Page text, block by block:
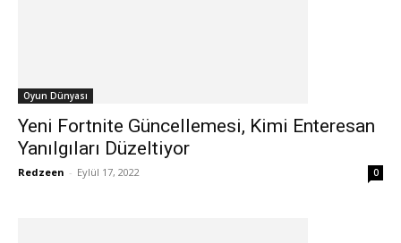
Oyun Dünyası
Yeni Fortnite Güncellemesi, Kimi Enteresan
Yanılgıları Düzeltiyor
Redzeen - Eylül 17, 2022 0